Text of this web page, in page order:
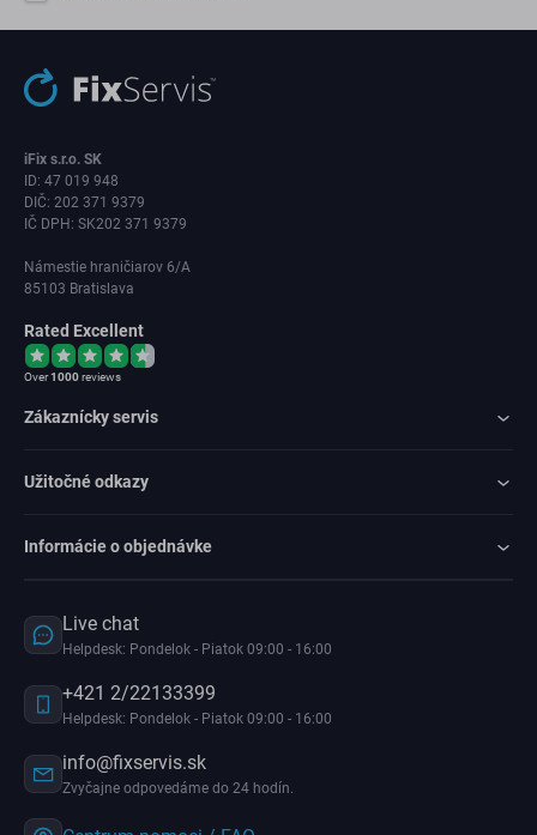
iFix s.r.o. SK
ID: 47 019 948
DIČ: 202 371 9379
IČ DPH: SK202 371 9379
Námestie hraničiarov 6/A
85103 Bratislava
Rated Excellent
Over1000reviews
Zákaznícky servis
Užitočné odkazy
Informácie o objednávke
Live chat
Helpdesk: Pondelok - Piatok 09:00 - 16:00
+421 2/22133399
Helpdesk: Pondelok - Piatok 09:00 - 16:00
info@fixservis.sk
Zvyčajne odpovedáme do 24 hodín.